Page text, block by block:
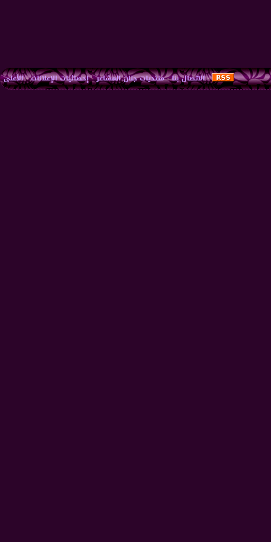
-الاتصال بنا-منتديات جنان المشاعر-إحصائيات الإعلانات-الأعلى